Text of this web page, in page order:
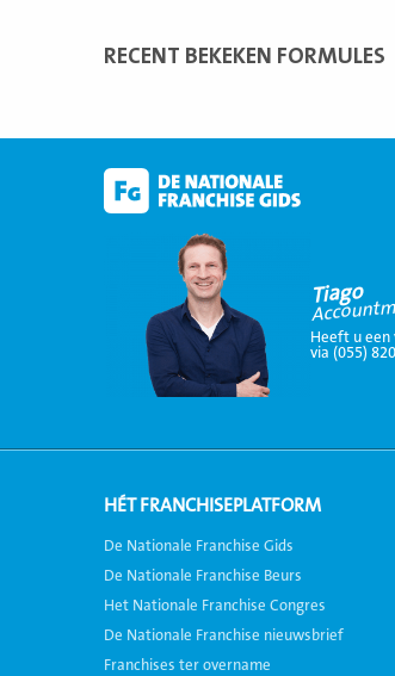
RECENT BEKEKEN FORMULES
Tiago
Heeft u een
via (055)
HÉT FRANCHISEPLATFORM
De Nationale Franchise Gids
De Nationale Franchise Beurs
Het Nationale Franchise Congres
De Nationale Franchise nieuwsbrief
Franchises ter overname